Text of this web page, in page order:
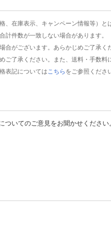
在庫表示、キャンペーン情報等）と
件数が一致しない場合があります。
合がございます。あらかじめご了承く
了承ください。また、送料・手数
表記については こちら をご参照くださ
ついてのご意見をお聞かせください